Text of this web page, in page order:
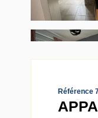
Référence